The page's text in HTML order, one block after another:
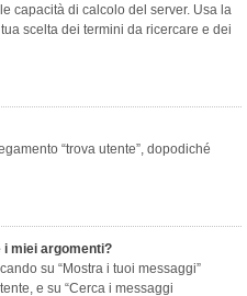
capacità di calcolo del server. Usa la
scelta dei termini da ricercare e dei
“trova utente”, dopodiché
miei argomenti?
su “Mostra i tuoi messaggi”
e su “Cerca i messaggi